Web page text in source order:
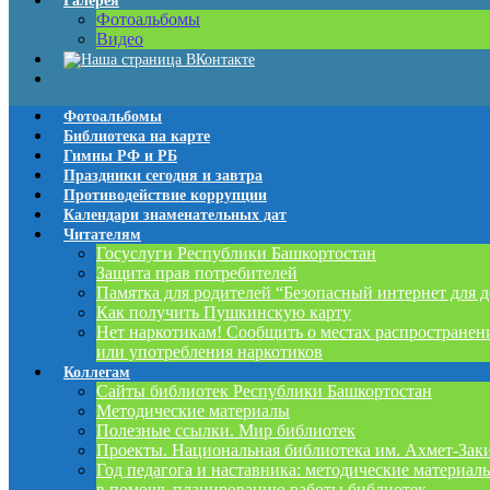
Фотоальбомы
Видео
Фотоальбомы
Библиотека на карте
Гимны РФ и РБ
Праздники сегодня и завтра
Противодействие коррупции
Календари знаменательных дат
Читателям
Госуслуги Республики Башкортостан
Защита прав потребителей
Памятка для родителей “Безопасный интернет для
Как получить Пушкинскую карту
Нет наркотикам! Сообщить о местах
или употребления наркотиков
Коллегам
Сайты библиотек Республики Башкортостан
Методические материалы
Полезные ссылки. Мир библиотек
Проекты. Национальная библиотека им. Ахмет-
Год педагога и наставника: методические